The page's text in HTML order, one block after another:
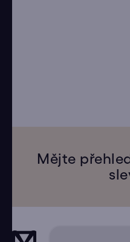
Mějte